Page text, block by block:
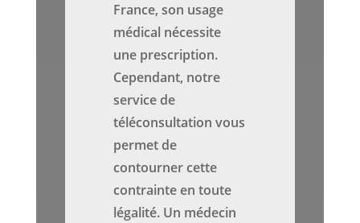
France, son usage
médical nécessite
une prescription.
Cependant, notre
service de
téléconsultation vous
permet de
contourner cette
contrainte en toute
légalité. Un médecin